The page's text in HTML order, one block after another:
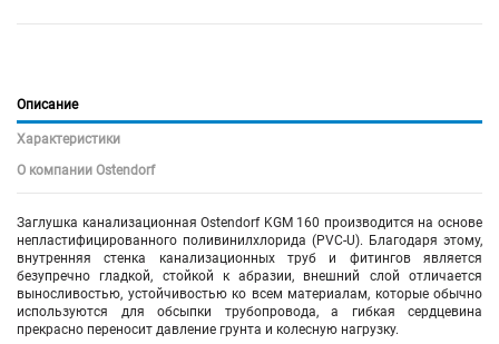
Описание
Характеристики
О компании Ostendorf
Заглушка канализационная Ostendorf KGM 160 производится на основе
непластифицированного поливинилхлорида (PVC-U). Благодаря этому,
внутренняя стенка канализационных труб и фитингов является
безупречно гладкой, стойкой к абразии, внешний слой отличается
выносливостью, устойчивостью ко всем материалам, которые обычно
используются для обсыпки трубопровода, а гибкая сердцевина
прекрасно переносит давление грунта и колесную нагрузку.